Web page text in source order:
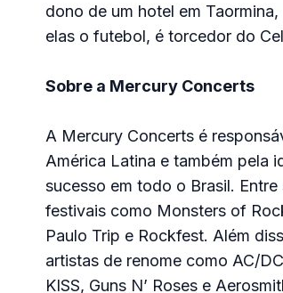
dono de um hotel em
elas o futebol, é torcedor do
Sobre a Mercury Concerts
A Mercury Concerts é
América Latina e também pela
sucesso em todo o Brasil.
festivais como Monsters of
Paulo Trip e Rockfest. Além
artistas de renome como AC/
KISS, Guns N’ Roses e